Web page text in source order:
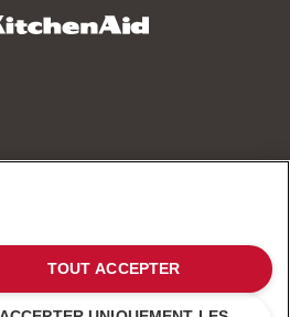
TOUT ACCEPTER